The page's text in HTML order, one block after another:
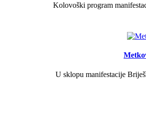
Kolovoški program
U sklopu manifestacije